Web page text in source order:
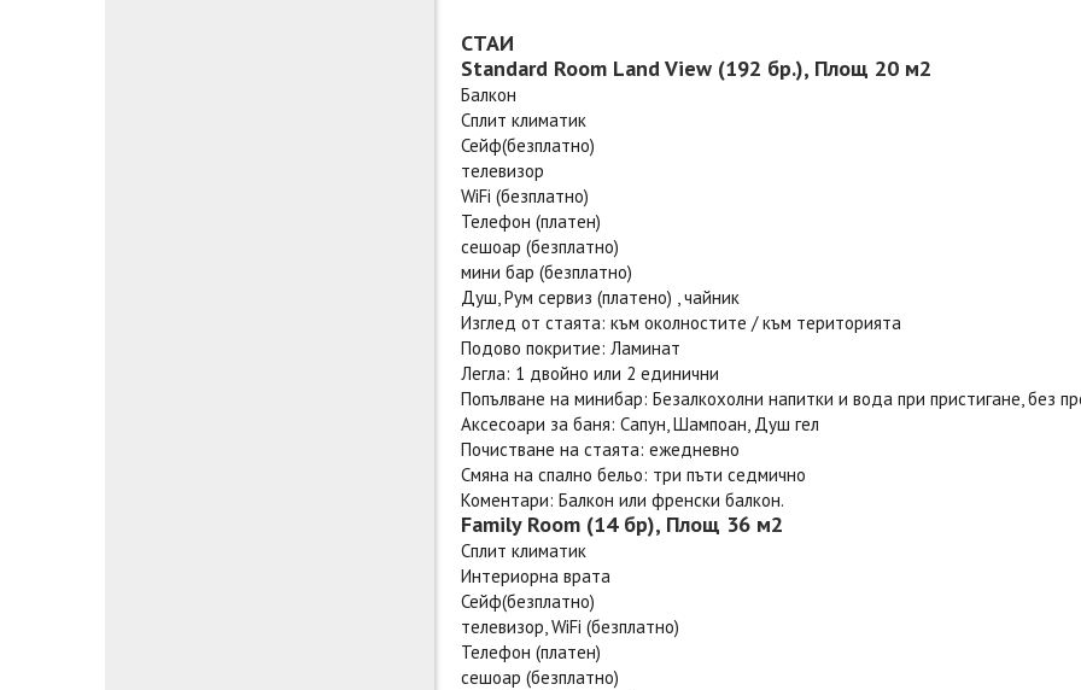
СТАИ
Standard Room Land View (192 бр.), Площ 20 м2
Балкон
Сплит климатик
Сейф(безплатно)
телевизор
WiFi (безплатно)
Телефон (платен)
сешоар (безплатно)
мини бар (безплатно)
Душ, Рум сервиз (платено) , чайник
Изглед от стаята: към околностите / към територията
Подово покритие: Ламинат
Легла: 1 двойно или 2 единични
Попълване на минибар: Безалкохолни напитки и вода при пристигане, без
Аксесоари за баня: Сапун, Шампоан, Душ гел
Почистване на стаята: ежедневно
Смяна на спално бельо: три пъти седмично
Коментари: Балкон или френски балкон.
Family Room (14 бр), Площ 36 м2
Сплит климатик
Интериорна врата
Сейф(безплатно)
телевизор, WiFi (безплатно)
Телефон (платен)
сешоар (безплатно)